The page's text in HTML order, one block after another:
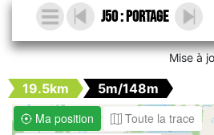
J50 : portage
Mise à
19.5km
5m/148m
Ma position
Toute la trace